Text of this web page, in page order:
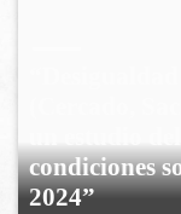
(Cercado,
un estudio
condiciones
2024”